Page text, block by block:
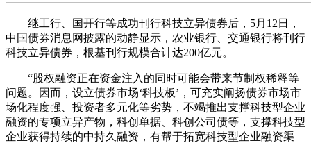
继工行、国开行等成功刊行科技立异债券后，5月12日，
中国债券消息网披露的动静显示，农业银行、交通银行将刊行
科技立异债券，根基刊行规模合计达200亿元。
“股权融资正在资金注入的同时可能会带来节制权稀释等
问题。因而，设立债券市场‘科技板’，可充实阐扬债券市场市
场化程度强、投资者多元化等劣势，不竭推出支撑科技型企业
融资的专项立异产物，科创单据、科创公司债等，支撑科技型
企业获得持续的中持久融资，有帮于拓宽科技型企业融资渠